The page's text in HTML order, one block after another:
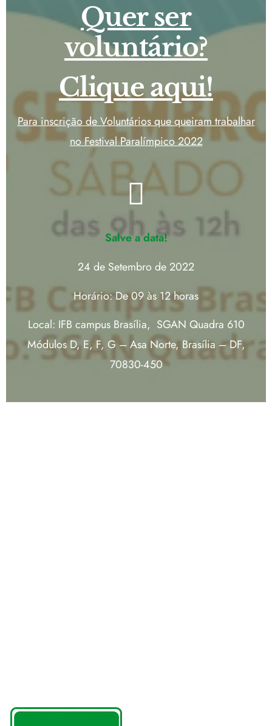
Quer ser
voluntário?
Clique aqui!
Para inscrição de Voluntários que queiram trabalhar
no Festival Paralímpico 2022
Salve a data!
24 de Setembro de 2022
Horário: De 09 às 12 horas
Local: IFB campus Brasília, SGAN Quadra 610
Módulos D, E, F, G – Asa Norte, Brasília – DF,
70830-450